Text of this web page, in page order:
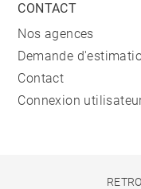
CONTACT
Nos agences
Demande
Contact
Connexion